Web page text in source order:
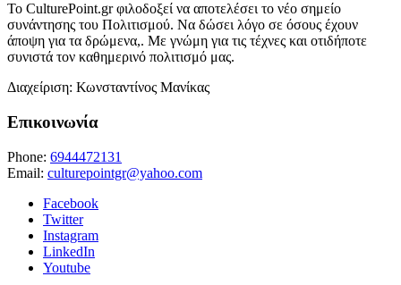
Το CulturePoint.gr φιλοδοξεί να αποτελέσει το νέο σημείο
συνάντησης του Πολιτισμού. Να δώσει λόγο σε όσους έχουν
άποψη για τα δρώμενα,. Με γνώμη για τις τέχνες και οτιδήποτε
συνιστά τον καθημερινό πολιτισμό μας.
Διαχείριση: Κωνσταντίνος Μανίκας
Επικοινωνία
Phone: 6944472131
Email: culturepointgr@yahoo.com
Facebook
Twitter
Instagram
LinkedIn
Youtube